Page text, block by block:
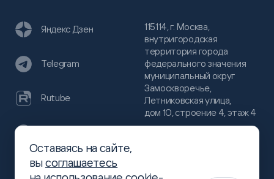
115114, г. Москва,
внутригородская
территория города
федерального значения
муниципальный округ
Замоскворечье,
Летниковская улица,
дом 10, строение 4, этаж 4
Яндекс Дзен
Telegram
Rutube
Хабр
Оставаясь на сайте,
высоглашаетесь